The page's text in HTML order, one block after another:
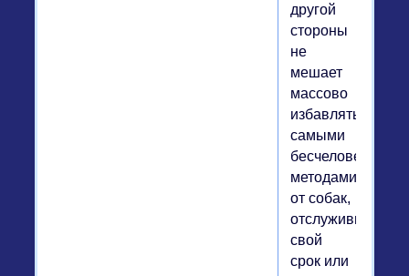
другой
стороны
не
мешает
массово
избавляться
самыми
бесчеловечными
методами
от собак,
отслуживших
свой
срок или